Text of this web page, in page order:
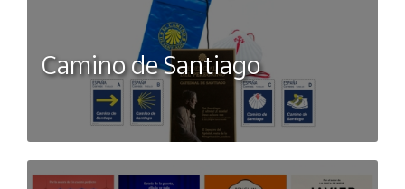
Camino de Santiago